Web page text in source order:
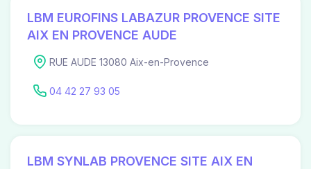
LBM EUROFINS LABAZUR PROVENCE SITE
AIX EN PROVENCE AUDE
RUE AUDE 13080 Aix-en-Provence
04 42 27 93 05
LBM SYNLAB PROVENCE SITE AIX EN